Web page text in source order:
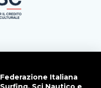
Federazione Italiana